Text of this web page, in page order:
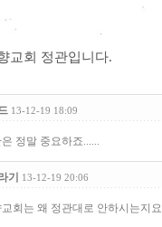
교회 정관입니다.
13-12-19 18:09
정말 중요하죠......
기 13-12-19 20:06
교회는 왜 정관대로 안하시는지요